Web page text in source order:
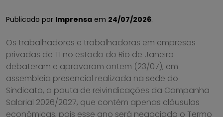
Publicado por Imprensa em 24/07/2026.
Os trabalhadores e trabalhadoras em empresas
privadas de TI no estado do Rio de Janeiro
debateram e aprovaram ontem (23/07), em
assembleia presencial realizada na sede do
Sindicato, a pauta de reivindicações da Campanha
Salarial 2026/2027, que contém apenas cláusulas
econômicas, pois esse ano será negociado o Termo